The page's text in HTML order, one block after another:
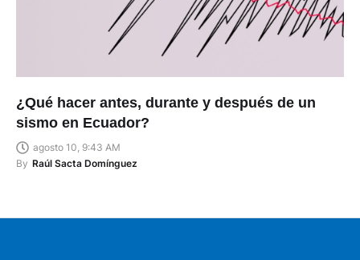
¿Qué hacer antes, durante y después de un
sismo en Ecuador?
agosto 10, 9:43 AM
By Raúl Sacta Domínguez